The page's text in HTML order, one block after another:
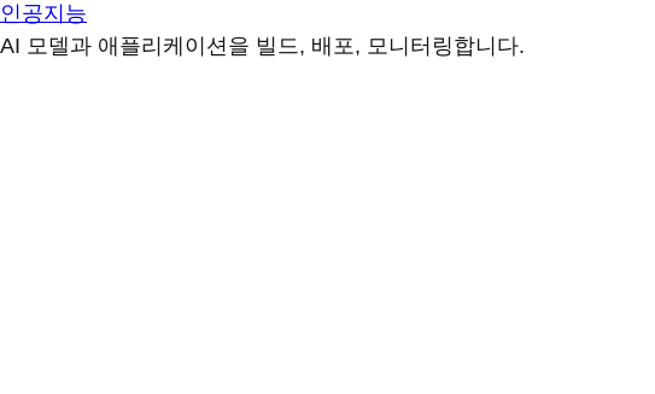
인공지능
AI 모델과 애플리케이션을 빌드, 배포, 모니터링합니다.